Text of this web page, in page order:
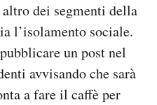
dei segmenti della
l’isolamento sociale.
un post nel
avvisando che sarà
a fare il caffè per